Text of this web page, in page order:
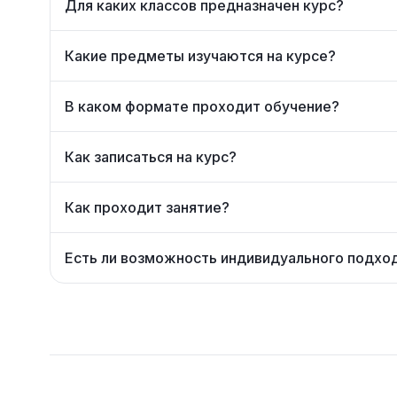
Для каких классов предназначен курс?
Какие предметы изучаются на курсе?
В каком формате проходит обучение?
Как записаться на курс?
Как проходит занятие?
Есть ли возможность индивидуального